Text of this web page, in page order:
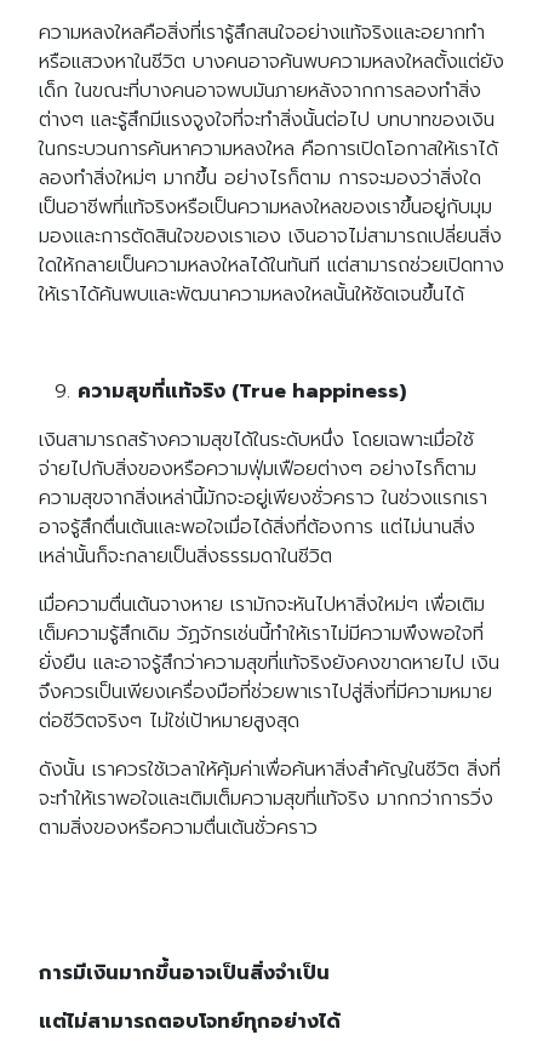
ความหลงใหลคือสิ่งที่เรารู้สึกสนใจอย่างแท้จริงและอยากทำ
หรือแสวงหาในชีวิต บางคนอาจค้นพบความหลงใหลตั้งแต่ยัง
เด็ก ในขณะที่บางคนอาจพบมันภายหลังจากการลองทำสิ่ง
ต่างๆ และรู้สึกมีแรงจูงใจที่จะทำสิ่งนั้นต่อไป บทบาทของเงิน
ในกระบวนการค้นหาความหลงใหล คือการเปิดโอกาสให้เราได้
ลองทำสิ่งใหม่ๆ มากขึ้น อย่างไรก็ตาม การจะมองว่าสิ่งใด
เป็นอาชีพที่แท้จริงหรือเป็นความหลงใหลของเราขึ้นอยู่กับมุม
มองและการตัดสินใจของเราเอง เงินอาจไม่สามารถเปลี่ยนสิ่ง
ใดให้กลายเป็นความหลงใหลได้ในทันที แต่สามารถช่วยเปิดทาง
ให้เราได้ค้นพบและพัฒนาความหลงใหลนั้นให้ชัดเจนขึ้นได้
ความสุขที่แท้จริง (True happiness)
เงินสามารถสร้างความสุขได้ในระดับหนึ่ง โดยเฉพาะเมื่อใช้
จ่ายไปกับสิ่งของหรือความฟุ่มเฟือยต่างๆ อย่างไรก็ตาม
ความสุขจากสิ่งเหล่านี้มักจะอยู่เพียงชั่วคราว ในช่วงแรกเรา
อาจรู้สึกตื่นเต้นและพอใจเมื่อได้สิ่งที่ต้องการ แต่ไม่นานสิ่ง
เหล่านั้นก็จะกลายเป็นสิ่งธรรมดาในชีวิต
เมื่อความตื่นเต้นจางหาย เรามักจะหันไปหาสิ่งใหม่ๆ เพื่อเติม
เต็มความรู้สึกเดิม วัฏจักรเช่นนี้ทำให้เราไม่มีความพึงพอใจที่
ยั่งยืน และอาจรู้สึกว่าความสุขที่แท้จริงยังคงขาดหายไป เงิน
จึงควรเป็นเพียงเครื่องมือที่ช่วยพาเราไปสู่สิ่งที่มีความหมาย
ต่อชีวิตจริงๆ ไม่ใช่เป้าหมายสูงสุด
ดังนั้น เราควรใช้เวลาให้คุ้มค่าเพื่อค้นหาสิ่งสำคัญในชีวิต สิ่งที่
จะทำให้เราพอใจและเติมเต็มความสุขที่แท้จริง มากกว่าการวิ่ง
ตามสิ่งของหรือความตื่นเต้นชั่วคราว
การมีเงินมากขึ้นอาจเป็นสิ่งจำเป็น
แต่ไม่สามารถตอบโจทย์ทุกอย่างได้